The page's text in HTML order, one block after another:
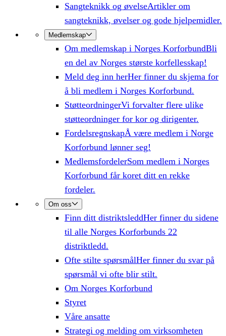
Sangteknikk og øvelseArtikler om
sangteknikk, øvelser og gode hjelpemidler.
Medlemskap
Om medlemskap i Norges KorforbundBli
en del av Norges største korfellesskap!
Meld deg inn herHer finner du skjema for
å bli medlem i Norges Korforbund.
StøtteordningerVi forvalter flere ulike
støtteordninger for kor og dirigenter.
FordelsregnskapÅ være medlem i Norge
Korforbund lønner seg!
MedlemsfordelerSom medlem i Norges
Korforbund får koret ditt en rekke
fordeler.
Om oss
Finn ditt distriktsleddHer finner du sidene
til alle Norges Korforbunds 22
distriktledd.
Ofte stilte spørsmålHer finner du svar på
spørsmål vi ofte blir stilt.
Om Norges Korforbund
Styret
Våre ansatte
Strategi og melding om virksomheten